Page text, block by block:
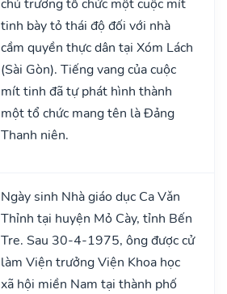
chủ trương tổ chức một cuộc mít
tinh bày tỏ thái độ đối với nhà
cầm quyền thực dân tại Xóm Lách
(Sài Gòn). Tiếng vang của cuộc
mít tinh đã tự phát hình thành
một tổ chức mang tên là Đảng
Thanh niên.
Ngày sinh Nhà giáo dục Ca Vǎn
Thỉnh tại huyện Mỏ Cày, tỉnh Bến
Tre. Sau 30-4-1975, ông được cử
làm Viện trưởng Viện Khoa học
xã hội miền Nam tại thành phố